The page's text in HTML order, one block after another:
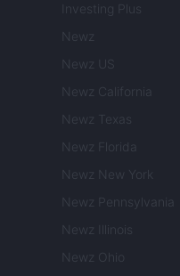
Investing Plus
Newz
Newz US
Newz California
Newz Texas
Newz Florida
Newz New York
Newz Pennsylvania
Newz Illinois
Newz Ohio